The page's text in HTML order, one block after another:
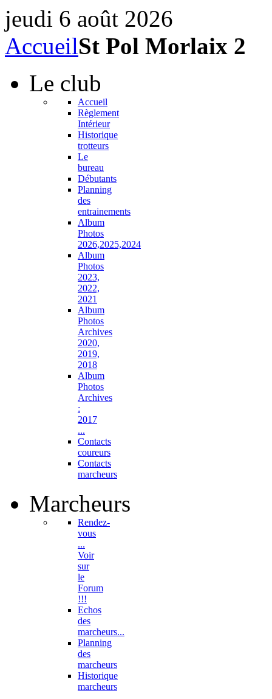
jeudi 6 août 2026
AccueilSt Pol Morlaix 2
Le club
Accueil
Règlement
Intérieur
Historique
trotteurs
Le
bureau
Débutants
Planning
des
entrainements
Album
Photos
2026,2025,2024
Album
Photos
2023,
2022,
2021
Album
Photos
Archives
2020,
2019,
2018
Album
Photos
Archives
:
2017
...
Contacts
coureurs
Contacts
marcheurs
Marcheurs
Rendez-
vous
...
Voir
sur
le
Forum
!!!
Echos
des
marcheurs...
Planning
des
marcheurs
Historique
marcheurs